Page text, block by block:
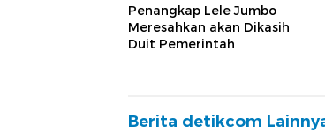
Penangkap Lele Jumbo
Meresahkan akan Dikasih
Duit Pemerintah
Berita detikcom